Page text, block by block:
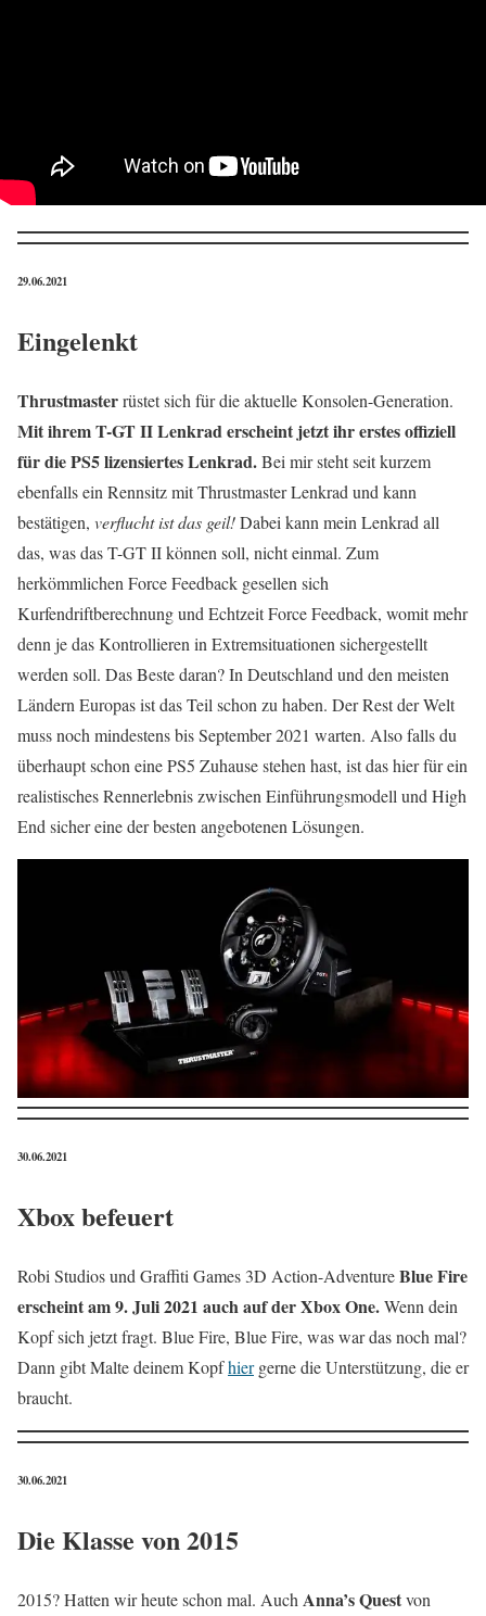
29.06.2021
Eingelenkt
Thrustmasterrüstet sich für die aktuelle Konsolen-Generation.
Mit ihrem T-GT II Lenkrad erscheint jetzt ihr erstes offiziell
für die PS5 lizensiertes Lenkrad.Bei mir steht seit kurzem
ebenfalls ein Rennsitz mit Thrustmaster Lenkrad und kann
bestätigen, verflucht ist das geil!Dabei kann mein Lenkrad all
das, was das T-GT II können soll, nicht einmal. Zum
herkömmlichen Force Feedback gesellen sich
Kurfendriftberechnung und Echtzeit Force Feedback, womit mehr
denn je das Kontrollieren in Extremsituationen sichergestellt
werden soll. Das Beste daran? In Deutschland und den meisten
Ländern Europas ist das Teil schon zu haben. Der Rest der Welt
muss noch mindestens bis September 2021 warten. Also falls du
überhaupt schon eine PS5 Zuhause stehen hast, ist das hier für ein
realistisches Rennerlebnis zwischen Einführungsmodell und High
End sicher eine der besten angebotenen Lösungen.
30.06.2021
Xbox befeuert
Robi Studios und Graffiti Games 3D Action-AdventureBlue Fire
erscheint am 9. Juli 2021 auch auf der Xbox One.Wenn dein
Kopf sich jetzt fragt. Blue Fire, Blue Fire, was war das noch mal?
Dann gibt Malte deinem Kopfhiergerne die Unterstützung, die er
braucht.
30.06.2021
Die Klasse von 2015
2015? Hatten wir heute schon mal. Auch Anna’s Questvon